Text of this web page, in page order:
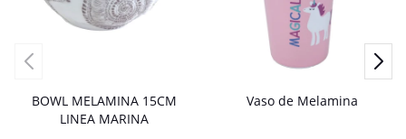
BOWL MELAMINA 15CM
LINEA MARINA
Vaso de Melamina